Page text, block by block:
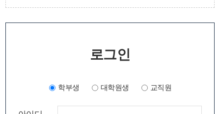
로그인
학부생 대학원생 교직원